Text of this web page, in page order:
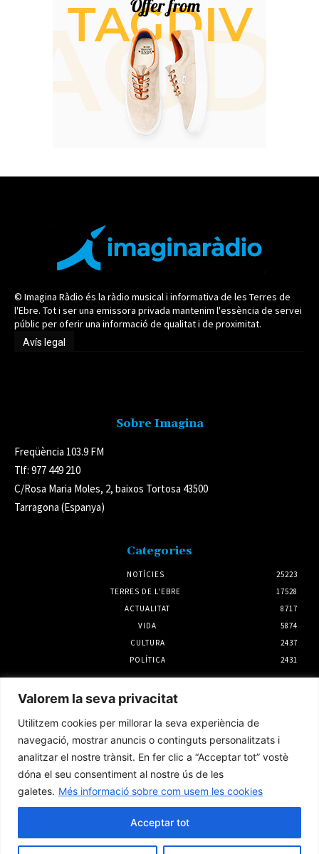
Valorem la seva privacitat
Utilitzem cookies per millorar la seva experiència de
navegació, mostrar anuncis o continguts personalitzats i
analitzar el nostre trànsit. En fer clic a “Acceptar tot” vostè
dóna el seu consentiment al nostre ús de les
galetes. Més informació sobre com usem les cookies
Acceptar tot
© Imagina Ràdio és la ràdio musical i informativa de les Terres de
l'Ebre. Tot i ser una emissora privada mantenim l'essència de servei
públic per oferir una informació de qualitat i de proximitat.
Avís legal
Sobre Imagina
Freqüència 103.9 FM
Tlf: 977 449 210
C/Rosa Maria Moles, 2, baixos Tortosa 43500
Tarragona (Espanya)
Categories
NOTÍCIES
25223
TERRES DE L'EBRE
17528
ACTUALITAT
8717
VIDA
5874
CULTURA
2437
POLÍTICA
2431
L’Ajuntament d’Amposta i UGT impulsaran
un conveni propi per al servei de neteja
viària
6 agost 2026
El Consell Comarcal del Montsià presenta
al·legacions contra el PLATER